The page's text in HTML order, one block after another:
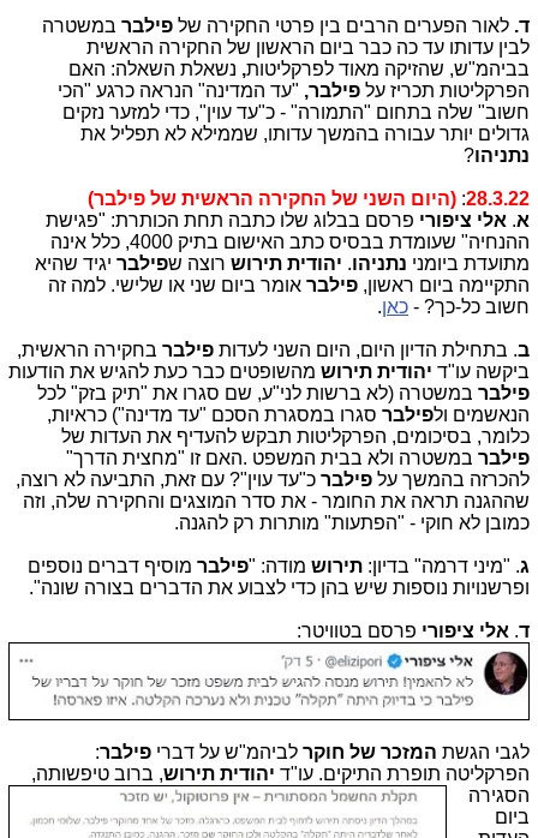
ד. לאור הפערים הרבים בין פרטי החקירה של פילבר במשטרה
לבין עדותו עד כה כבר ביום הראשון של החקירה הראשית
בביהמ"ש, שהזיקה מאוד לפרקליטות, נשאלת השאלה: האם
הפרקליטות תכריז על פילבר, "עד המדינה" הנראה כרגע "הכי
חשוב" שלה בתחום "התמורה" - כ"עד עוין", כדי למזער נזקים
גדולים יותר עבורה בהמשך עדותו, שממילא לא תפליל את
נתניהו?
28.3.22
: (היום השני של החקירה הראשית של פילבר)
א. אלי ציפורי פרסם בבלוג שלו כתבה תחת הכותרת: "פגישת
ההנחיה" שעומדת בבסיס כתב האישום בתיק 4000, כלל אינה
מתועדת ביומני נתניהו. יהודית תירוש רוצה שפילבר יגיד שהיא
התקיימה ביום ראשון, פילבר אומר ביום שני או שלישי. למה זה
חשוב כל-כך? - כאן.
ב. בתחילת הדיון היום, היום השני לעדות פילבר בחקירה הראשית,
ביקשה עו"ד יהודית תירוש מהשופטים כבר כעת להגיש את הודעות
פילבר במשטרה (לא ברשות לני"ע, שם סגרו את "תיק בזק" לכל
הנאשמים ולפילבר סגרו במסגרת הסכם "עד מדינה") כראיות,
כלומר, בסיכומים, הפרקליטות תבקש להעדיף את העדות של
פילבר במשטרה ולא בבית המשפט .האם זו "מחצית הדרך"
להכרזה בהמשך על פילבר כ"עד עוין"? עם זאת, התביעה לא רוצה,
שההגנה תראה את החומר - את סדר המוצגים והחקירה שלה, וזה
כמובן לא חוקי - "הפתעות" מותרות רק להגנה.
ג. "מיני דרמה" בדיון: תירוש מודה: "פילבר מוסיף דברים נוספים
ופרשנויות נוספות שיש בהן כדי לצבוע את הדברים בצורה שונה"
.
ד. אלי ציפורי פרסם בטוויטר:
לגבי הגשת המזכר של חוקר לביהמ"ש על דברי פילבר:
הפרקליטה תופרת התיקים. עו"ד יהודית תירוש, ברוב טיפשותה,
הסגירה
ביום